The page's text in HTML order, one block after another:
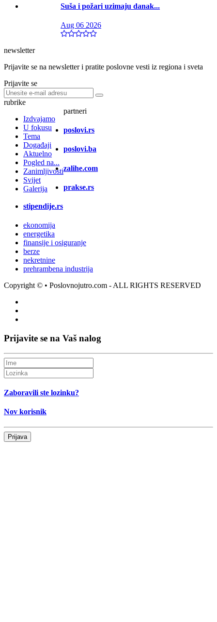
Suša i požari uzimaju danak...
Aug 06 2026
newsletter
Prijavite se na newsletter i pratite poslovne vesti iz regiona i sveta
Prijavite se
rubrike
Izdvajamo
U fokusu
Tema
Događaji
Aktuelno
Pogled na...
Zanimljivosti
Svijet
Galerija
partneri
poslovi.rs
poslovi.ba
zalihe.com
prakse.rs
stipendije.rs
ekonomija
energetika
finansije i osiguranje
berze
nekretnine
prehrambena industrija
Copyright © • Poslovnojutro.com - ALL RIGHTS RESERVED
Prijavite se na Vaš nalog
Zaboravili ste lozinku?
Nov korisnik